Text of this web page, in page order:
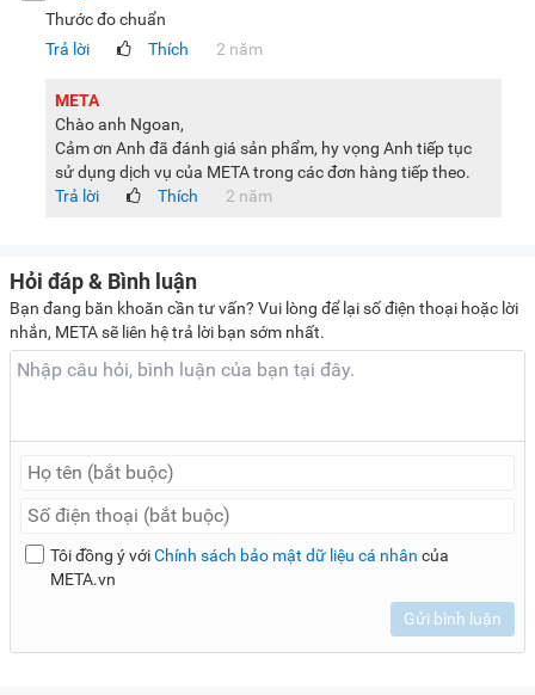
Thước đo chuẩn
Trả lời
Thích 2 năm
META
Chào anh Ngoan,
Cảm ơn Anh đã đánh giá sản phẩm, hy vọng Anh tiếp tục
sử dụng dịch vụ của META trong các đơn hàng tiếp theo.
Trả lời
Thích 2 năm
Hỏi đáp & Bình luận
Bạn đang băn khoăn cần tư vấn? Vui lòng để lại số điện thoại hoặc lời
nhắn, META sẽ liên hệ trả lời bạn sớm nhất.
Tôi đồng ý vớiChính sách bảo mật dữ liệu cá nhân của
META.vn
Gửi bình luận